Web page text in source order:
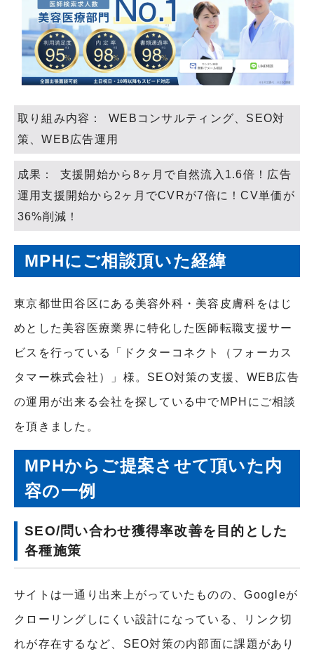
取り組み内容： WEBコンサルティング、SEO対
策、WEB広告運用
成果： 支援開始から8ヶ月で自然流入1.6倍！広告
運用支援開始から2ヶ月でCVRが7倍に！CV単価が
36%削減！
MPHにご相談頂いた経緯
東京都世田谷区にある 美容外科・美容皮膚科をはじ
めとした美容医療業界に特化した医師転職支援サー
ビス を行っている「ドクターコネクト（フォーカス
タマー株式会社）」様。SEO対策の支援、WEB広告
の運用が出来る会社を探している中でMPHにご相談
を頂きました。
MPHからご提案させて頂いた内
容の一例
SEO/問い合わせ獲得率改善を目的とした
各種施策
サイトは一通り出来上がっていたものの、Googleが
クローリングしにくい設計になっている、リンク切
れが存在するなど、SEO対策の内部面に課題があり